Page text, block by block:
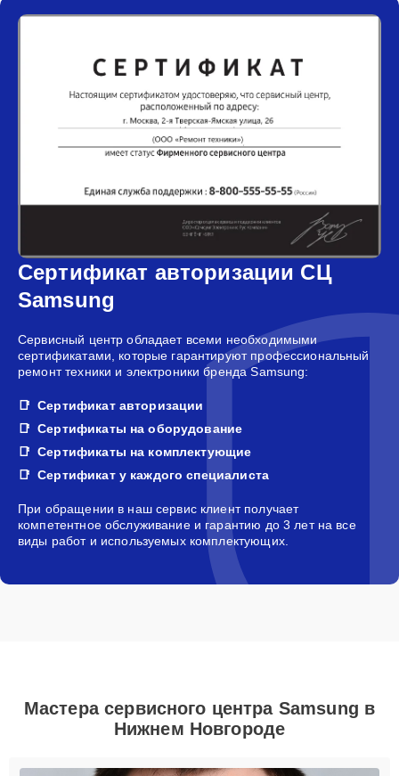
Сертификат авторизации СЦ
Samsung
Сервисный центр обладает всеми необходимыми
сертификатами, которые гарантируют профессиональный
ремонт техники и электроники бренда Samsung:
Сертификат авторизации
Сертификаты на оборудование
Сертификаты на комплектующие
Сертификат у каждого специалиста
При обращении в наш сервис клиент получает
компетентное обслуживание и гарантию до 3 лет на все
виды работ и используемых комплектующих.
Мастера сервисного центра Samsung в
Нижнем Новгороде